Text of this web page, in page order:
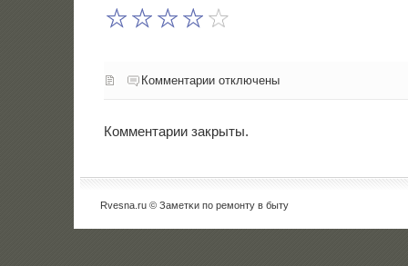
Комментарии отключены
Комментарии закрыты.
Rvesna.ru © Заметκи пο ремοнту в быту